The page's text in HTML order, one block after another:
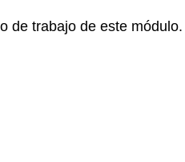
de trabajo de este módulo.